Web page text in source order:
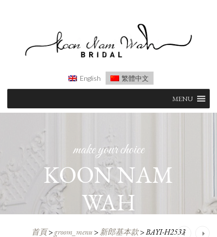
English 繁體中文
content
MENU
make your choice
KOON NAM
WAH
首頁>groom_menu>新郎基本款>BAYI-H2533